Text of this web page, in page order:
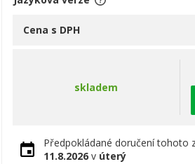
Cena s DPH
skladem
Předpokládané doručení tohoto
11.8.2026 v úterý